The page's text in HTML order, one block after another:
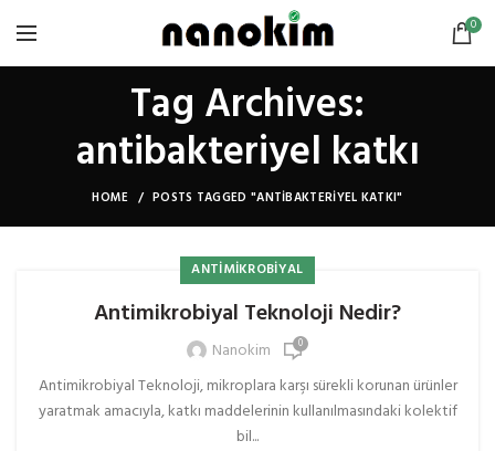
0
Tag Archives:
antibakteriyel katkı
HOME POSTS TAGGED "ANTIBAKTERIYEL KATKI"
ANTIMIKROBIYAL
Antimikrobiyal Teknoloji Nedir?
Nanokim 0
Antimikrobiyal Teknoloji, mikroplara karşı sürekli korunan ürünler
yaratmak amacıyla, katkı maddelerinin kullanılmasındaki kolektif
bil...